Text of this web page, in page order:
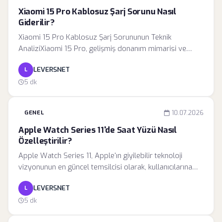
genellikle cihazın görüntü işleme birimi (ISP) ile kamera
motoru arasındaki veri senkronizasyonunda yaşanan
anlık aksamalardan kaynaklanır.
Xiaomi 15 Pro Kablosuz Şarj Sorunu Nasıl
Giderilir?
Xiaomi 15 Pro Kablosuz Şarj Sorununun Teknik
AnaliziXiaomi 15 Pro, gelişmiş donanım mimarisi ve
yüksek hızlı kablosuz şarj yetenekleriyle piyasanın en
iddialı cihazlarından biri olarak öne çıkıyor. Ancak, son
günlerde kullanıcı topluluklarında sıkça rapor edilen
incelemeler, sorunun sadece basit bir bağlantı kopması
olmadığını, cihazın HyperOS işletim sistemiyle kurduğu
güç yönetimi iletişiminde yaşanan bir protokol
çakışmasından kaynaklandığını gösteriyor.
L
LEVERSNET
5 dk
GENEL 10.07.2026
Apple Watch Series 11'de Saat Yüzü Nasıl
Özelleştirilir?
Apple Watch Series 11, Apple'ın giyilebilir teknoloji
vizyonunun en güncel temsilcisi olarak, kullanıcılarına
sadece bir saat değil, aynı zamanda kişiselleştirilebilir
bir dijital merkez sunuyor. Yeni nesil donanım,
watchOS'in esnek yazılım mimarisiyle birleştiğinde,
L
LEVERSNET
5 dk